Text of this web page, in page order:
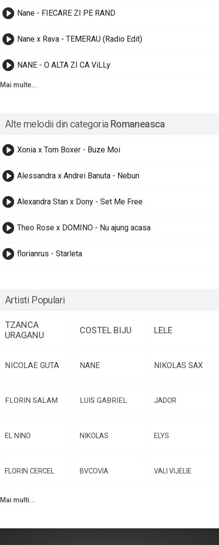
Nane - FIECARE ZI PE RAND
Nane x Rava - TEMERAU (Radio Edit)
NANE - O ALTA ZI CA ViLLy
Mai multe...
Alte melodii din categoria Romaneasca
Xonia x Tom Boxer - Buze Moi
Alessandra x Andrei Banuta - Nebun
Alexandra Stan x Dony - Set Me Free
Theo Rose x DOMINO - Nu ajung acasa
florianrus - Starleta
Artisti Populari
TZANCA
URAGANU
COSTEL BIJU LELE
NICOLAE GUTA NANE NIKOLAS SAX
FLORIN SALAM LUIS GABRIEL JADOR
EL NINO NIKOLAS ELYS
FLORIN CERCEL BVCOVIA VALI VIJELIE
Mai multi...